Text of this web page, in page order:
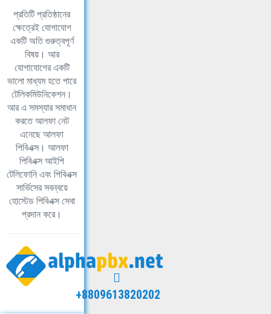
প্রতিটি প্রতিষ্ঠানের
ক্ষেত্রেই যোগাযোগ
একটি অতি গুরুত্বপূর্ণ
বিষয়। আর
যোগাযোগের একটি
ভালো মাধ্যম হতে পারে
টেলিকমিউনিকেশন।
আর এ সমস্যার সমাধান
করতে আলফা নেট
এনেছে আলফা
পিবিএক্স। আলফা
পিবিএক্স আইপি
টেলিফোনি এবং পিবিএক্স
সার্ভিসের সবন্বয়ে
হোস্টেড পিবিএক্স সেবা
প্রদান করে।
+8809613820202